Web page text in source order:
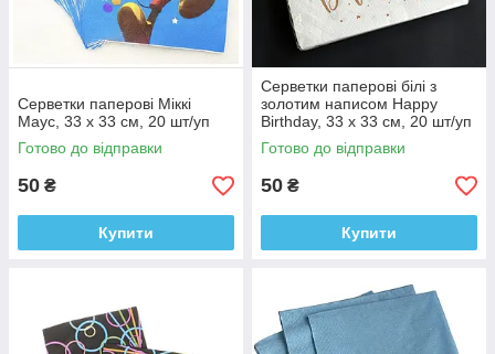
Серветки паперові Міккі
Маус, 33 х 33 см, 20 шт/уп
Готово до відправки
50 ₴
Купити
Серветки паперові білі з
золотим написом Happy
Birthday, 33 х 33 см, 20 шт/уп
Готово до відправки
50 ₴
Купити